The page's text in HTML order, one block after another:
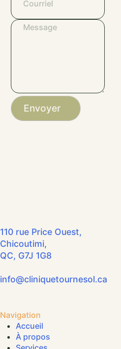
Envoyer
110 rue Price Ouest,
Chicoutimi,
QC, G7J 1G8
info@cliniquetournesol.ca
Navigation
Accueil
À propos